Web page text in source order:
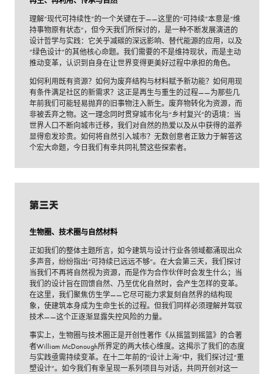
理解“现代可持续性”的一个关键在于——这里的“可持续”本意是“维
持事物原有状态”，但今天我们所探讨的，是一种不断发展演进的
设计哲学与实践：它关乎减碳的深远影响、替代能源的应用，以及
“绿色设计”的其他核心命题。我们需要的不是维持现状，而是主动
推动变革，认识到自身在让世界变得更美好过程中承担的角色。
如何利用既有资源？如何为废弃结构与材料赋予新功能？如何用现
有条件满足社区的新需求？这正是再生与重生的过程——为那些几
年前我们可能轻易抛弃的旧事物注入新生。废弃物转化为资源，而
非被丢弃之物。这一理念同时贯穿城市化与“乡村复兴”的语境：当
世界人口不断向城市迁移，我们对自然的热爱以及从中获得的滋养
显得愈发珍贵。如何将自然引入城市？无数创意者正致力于解答这
个宏大命题，今日我们有幸共同礼赞这些探索者。
第三天
生物圈、技术圈与自然材料
正如我们的整体主题所言，如今建筑与设计行业各领域都涌现出众
多声音，纷纷指出“可持续已远远不够”。在大会第三天，我们探讨
当我们不再将自然视为资源，而是作为合作伙伴时会发生什么；当
我们的设计旨在回馈自然、乃至优化自然时，会产生怎样的变革。
在这里，我们聚焦仿生学——它尽可能力求复刻自然界的结构现
象，使建筑本身成为生命生长的过程。但我们同样必须理解并驾驭
技术——这个正逐渐显露失控风险的力量。
事实上，生物圈与技术圈正是开创性著作《从摇篮到摇篮》的合著
者William McDonough所界定的两大核心维度。这揭示了我们的态度
与实践亟需持续变革。在十二年前的“设计上海”中，我们探讨过“重
塑设计”。如今我们有幸呈现一系列项目与对话，共同开创对这一